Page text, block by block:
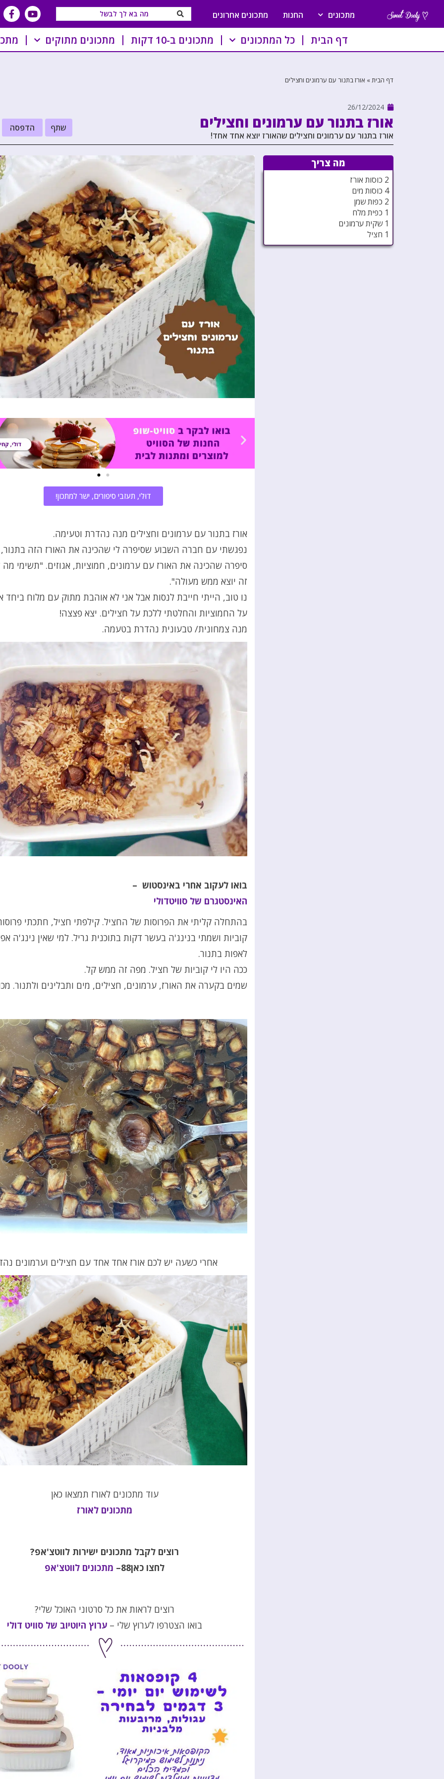
מתכונים החנות מתכונים אחרונים
דף הבית כל המתכונים מתכונים ב-10 דקות מתכונים מתוקים
דף הבית» אורז בתנור עם ערמונים וחצילים
26/12/2024
אורז בתנור עם ערמונים וחצילים
אורז בתנור עם ערמונים וחצילים שהאורז יוצא אחד אחד!
שתף הדפסה
מה צריך
2 כוסות אורז
4 כוסות מים
2 כפות שמן
1 כפית מלח
1 שקית ערמונים
1 חציל
דוּלי, תעזבי סיפורים, ישר למתכון!
אורז בתנור עם ערמונים וחצילים מנה נהדרת וטעימה.
נפגשתי עם חברה השבוע שסיפרה לי שהכינה את האורז הזה
סיפרה שהכינה את האורז עם ערמונים, חמוציות, אגוזים. "תשימי
זה יוצא ממש מעולה".
נו טוב, הייתי חייבת לנסות אבל אני לא אוהבת מתוק עם מלוח ביחד
על החמוציות והחלטתי ללכת על חצילים. יצא פצצה!
מנה צמחונית/ טבעונית נהדרת בטעמה.
בואו לעקוב אחרי באינסטוש –
האינסטגרם של סוויטדולי
בהתחלה קליתי את הפרוסות של החציל. קילפתי חציל, חתכתי
קוביות ושמתי בנינג'ה בעשר דקות בתוכנית גריל. למי שאין נינג'ה
לאפות בתנור.
ככה היו לי קוביות של חציל. מפה זה ממש קל.
שמים בקערה את האורז, ערמונים, חצילים, מים ותבלינים ולתנור.
אחרי כשעה יש לכם אורז אחד אחד עם חצילים וערמונים
עוד מתכונים לאורז תמצאו כאן
מתכונים לאורז
רוצים לקבל מתכונים ישירות לווטצ'אפ?
לחצו כאן88–
מתכונים לווטצ'אפ
רוצים לראות את כל סרטוני האוכל שלי?
בואו הצטרפו לערוץ שלי – ערוץ היוטיוב של סוויט דולי